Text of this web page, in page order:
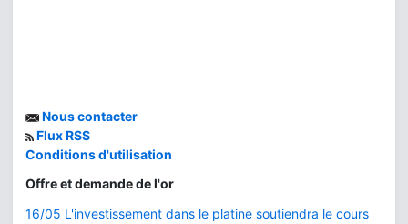
Nous contacter
Flux RSS
Conditions d'utilisation
Offre et demande de l'or
16/05 L'investissement dans le platine soutiendra le cours